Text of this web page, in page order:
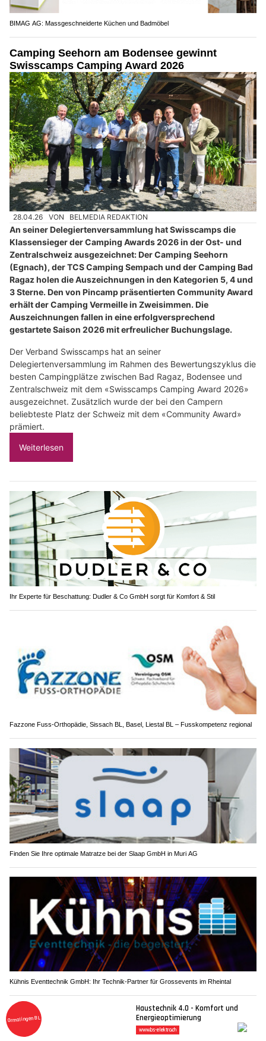
BIMAG AG: Massgeschneiderte Küchen und Badmöbel
Camping Seehorn am Bodensee gewinnt
Swisscamps Camping Award 2026
28.04.26 VON BELMEDIA REDAKTION
An seiner Delegiertenversammlung hat Swisscamps die
Klassensieger der Camping Awards 2026 in der Ost- und
Zentralschweiz ausgezeichnet: Der Camping Seehorn
(Egnach), der TCS Camping Sempach und der Camping Bad
Ragaz holen die Auszeichnungen in den Kategorien 5, 4 und
3 Sterne. Den von Pincamp präsentierten Community Award
erhält der Camping Vermeille in Zweisimmen. Die
Auszeichnungen fallen in eine erfolgversprechend
gestartete Saison 2026 mit erfreulicher Buchungslage.
Der Verband Swisscamps hat an seiner
Delegiertenversammlung im Rahmen des Bewertungszyklus die
besten Campingplätze zwischen Bad Ragaz, Bodensee und
Zentralschweiz mit dem «Swisscamps Camping Award 2026»
ausgezeichnet. Zusätzlich wurde der bei den Campern
beliebteste Platz der Schweiz mit dem «Community Award»
prämiert.
Weiterlesen
Ihr Experte für Beschattung: Dudler & Co GmbH sorgt für Komfort & Stil
Fazzone Fuss-Orthopädie, Sissach BL, Basel, Liestal BL – Fusskompetenz regional
Finden Sie Ihre optimale Matratze bei der Slaap GmbH in Muri AG
Kühnis Eventtechnik GmbH: Ihr Technik-Partner für Grossevents im Rheintal
Madeira für Gross und Klein: Fünf Highlights für
den perfekten Familienurlaub